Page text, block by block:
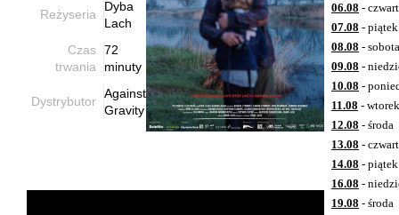
Reżyseria
Dyba
Lach
Czas
trwania
72
minuty
Dystrybutor
Against
Gravity
06.08 -
07.08 - piątek
08.08 - sobota
09.08 -
10.08 -
11.08 - wtorek
12.08 - środa
13.08 -
14.08 - piątek
16.08 -
19.08 - środa